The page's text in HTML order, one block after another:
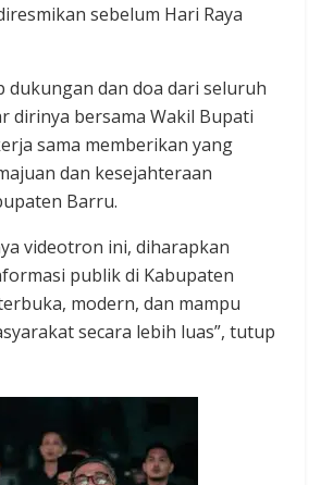
sebelum Hari Raya
dukungan dan doa dari seluruh
dirinya bersama Wakil Bupati
sama memberikan yang
dan kesejahteraan
Barru.
videotron ini, diharapkan
publik di Kabupaten
modern, dan mampu
secara lebih luas”, tutup